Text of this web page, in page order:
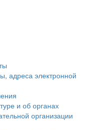
адреса электронной
и об органах
организации